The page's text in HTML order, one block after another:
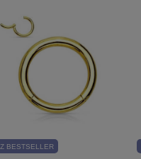
BESTSELLER